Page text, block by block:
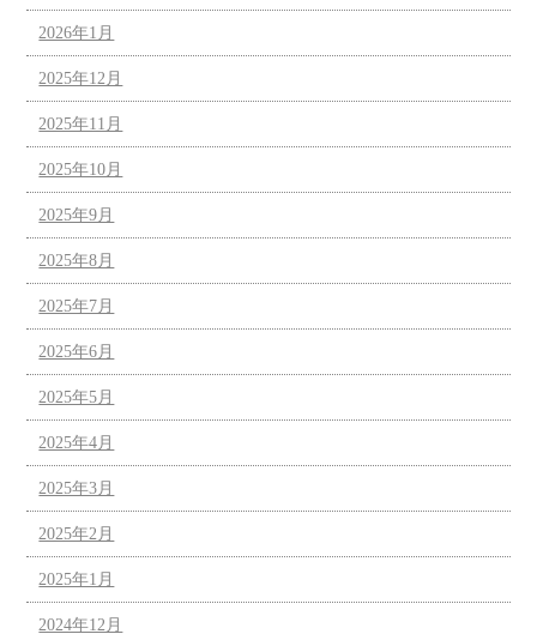
2026年1月
2025年12月
2025年11月
2025年10月
2025年9月
2025年8月
2025年7月
2025年6月
2025年5月
2025年4月
2025年3月
2025年2月
2025年1月
2024年12月